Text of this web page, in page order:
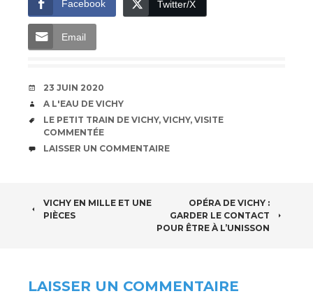
Facebook Twitter/X
Email
DATE
23 JUIN 2020
AUTEUR
A L'EAU DE VICHY
ÉTIQUETTES
LE PETIT TRAIN DE VICHY, VICHY, VISITE
COMMENTÉE
COMMENTAIRES
LAISSER UN COMMENTAIRE
NAVIGATION
VICHY EN MILLE ET UNE
PIÈCES
OPÉRA DE VICHY :
GARDER LE CONTACT
POUR ÊTRE À L’UNISSON
LAISSER UN COMMENTAIRE